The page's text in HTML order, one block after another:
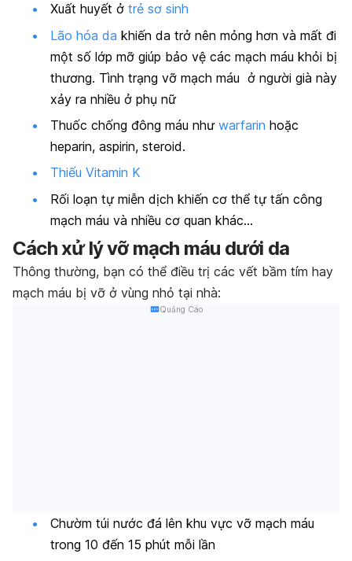
Xuất huyết ở trẻ sơ sinh
Lão hóa da khiến da trở nên mỏng hơn và mất đi
một số lớp mỡ giúp bảo vệ các mạch máu khỏi bị
thương. Tình trạng vỡ mạch máu ở người già này
xảy ra nhiều ở phụ nữ
Thuốc chống đông máu như warfarin hoặc
heparin, aspirin, steroid.
Thiếu Vitamin K
Rối loạn tự miễn dịch khiến cơ thể tự tấn công
mạch máu và nhiều cơ quan khác…
Cách xử lý vỡ mạch máu dưới da
Thông thường, bạn có thể điều trị các vết bầm tím hay
mạch máu bị vỡ ở vùng nhỏ tại nhà:
Quảng Cáo
Chườm túi nước đá lên khu vực vỡ mạch máu
trong 10 đến 15 phút mỗi lần